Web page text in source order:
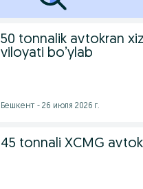
50 tonnalik avtokran
viloyati bo’ylab
Бешкент - 26 июля 2026 г.
45 tonnali XCMG